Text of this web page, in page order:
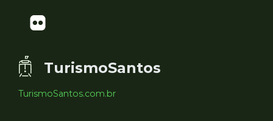
TurismoSantos
TurismoSantos.com.br